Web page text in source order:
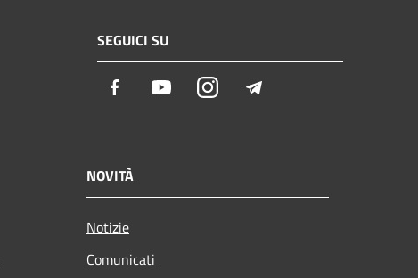
SEGUICI SU
Facebook YoutubeInstagram
NOVITÀ
Notizie
Comunicati